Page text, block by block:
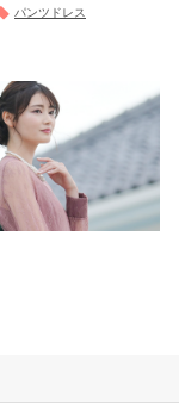
パンツドレス